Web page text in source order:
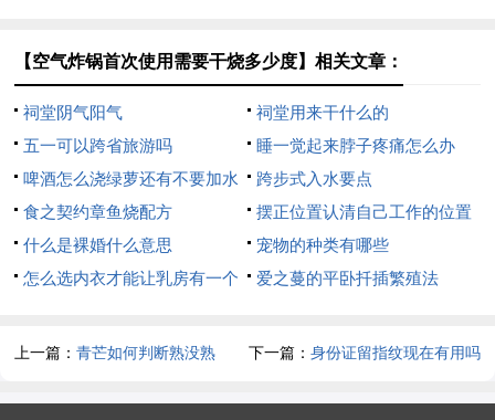
【空气炸锅首次使用需要干烧多少度】相关文章：
祠堂阴气阳气
祠堂用来干什么的
五一可以跨省旅游吗
睡一觉起来脖子疼痛怎么办
啤酒怎么浇绿萝还有不要加水
跨步式入水要点
食之契约章鱼烧配方
摆正位置认清自己工作的位置
什么是裸婚什么意思
宠物的种类有哪些
怎么选内衣才能让乳房有一个
爱之蔓的平卧扦插繁殖法
上一篇：青芒如何判断熟没熟 下一篇： 身份证留指纹现在有用吗